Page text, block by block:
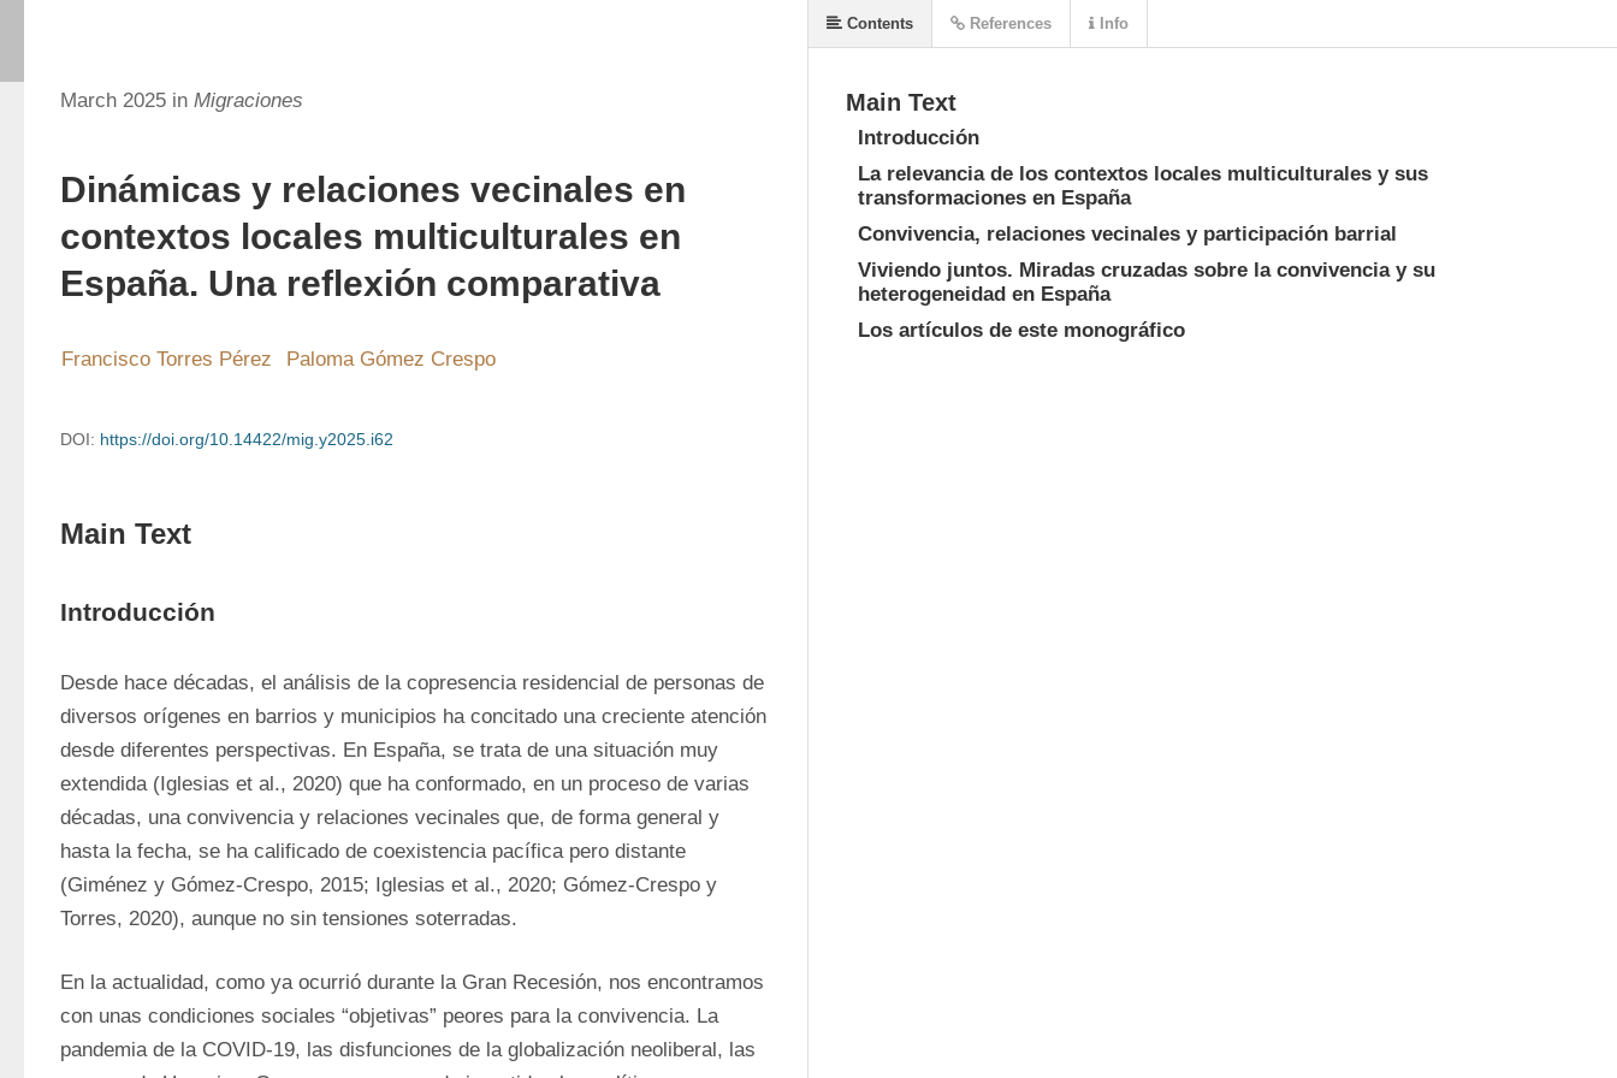
March 2025 in Migraciones
Dinámicas y relaciones vecinales en
contextos locales multiculturales en
España. Una reflexión comparativa
Francisco Torres Pérez Paloma Gómez Crespo
DOI: https://doi.org/10.14422/mig.y2025.i62
Main Text
Introducción
Desde hace décadas, el análisis de la copresencia residencial de personas de
diversos orígenes en barrios y municipios ha concitado una creciente atención
desde diferentes perspectivas. En España, se trata de una situación muy
extendida (Iglesias et al., 2020) que ha conformado, en un proceso de varias
décadas, una convivencia y relaciones vecinales que, de forma general y
hasta la fecha, se ha calificado de coexistencia pacífica pero distante
(Giménez y Gómez-Crespo, 2015; Iglesias et al., 2020; Gómez-Crespo y
Torres, 2020), aunque no sin tensiones soterradas.
En la actualidad, como ya ocurrió durante la Gran Recesión, nos encontramos
con unas condiciones sociales “objetivas” peores para la convivencia. La
pandemia de la COVID-19, las disfunciones de la globalización neoliberal, las
Main Text
Introducción
La relevancia de los contextos locales multiculturales y sus
transformaciones en España
Convivencia, relaciones vecinales y participación barrial
Viviendo juntos. Miradas cruzadas sobre la convivencia y su
heterogeneidad en España
Los artículos de este monográfico
Contents References Info